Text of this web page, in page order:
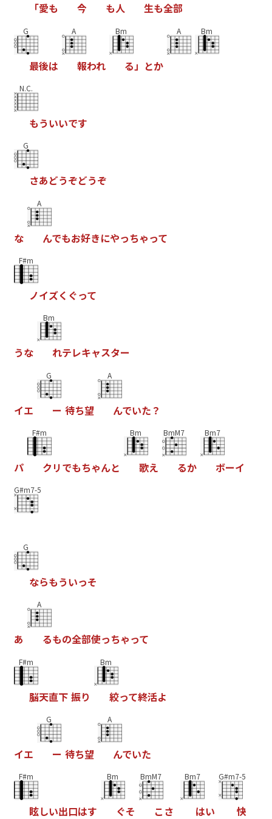
「愛も 今 も人 生も全部
G
最後は
A
報われ
Bm
る 」 とか
A Bm
N.C.
もういいです
G
さあどうぞどうぞ
な
A
んでもお好きにやっちゃって
F#m
ノイズく ぐって
うな
Bm
れテレキャスター
イエ
G
ー 待ち望
A
んでいた ？
パ
F#m
クリでもちゃんと
Bm
歌え
BmM7
るか
Bm7
ボーイ
G#m7-5
G
ならもういっそ
あ
A
るもの全部使っちゃって
F#m
脳天直下 振り
Bm
絞って終活よ
イエ
G
ー 待ち望
A
んでいた
F#m
眩しい出口はす
Bm
ぐそ
BmM7
こ さ
Bm7
はい
G#m7-5
快